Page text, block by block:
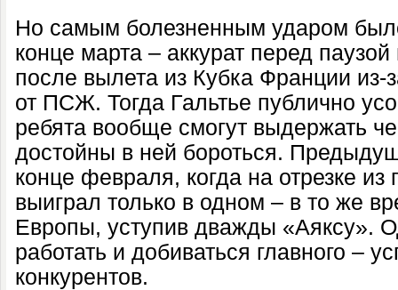
Но самым болезненным ударом
конце марта – аккурат перед
после вылета из Кубка Франции из-
от ПСЖ. Тогда Гальтье публично
ребята вообще смогут выдержать
достойны в ней бороться.
конце февраля, когда на отрезке
выиграл только в одном – в то же
Европы, уступив дважды «Аяксу».
работать и добиваться главного –
конкурентов.